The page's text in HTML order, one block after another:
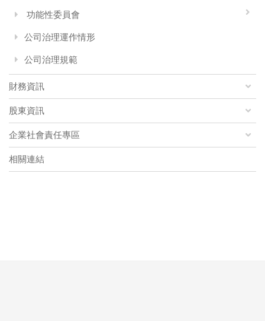
功能性委員會
公司治理運作情形
公司治理規範
財務資訊
股東資訊
企業社會責任專區
相關連結